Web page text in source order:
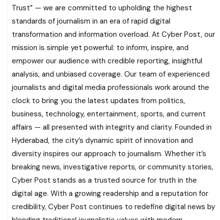
Trust” — we are committed to upholding the highest
standards of journalism in an era of rapid digital
transformation and information overload. At Cyber Post, our
mission is simple yet powerful: to inform, inspire, and
empower our audience with credible reporting, insightful
analysis, and unbiased coverage. Our team of experienced
journalists and digital media professionals work around the
clock to bring you the latest updates from politics,
business, technology, entertainment, sports, and current
affairs — all presented with integrity and clarity. Founded in
Hyderabad, the city’s dynamic spirit of innovation and
diversity inspires our approach to journalism. Whether it’s
breaking news, investigative reports, or community stories,
Cyber Post stands as a trusted source for truth in the
digital age. With a growing readership and a reputation for
credibility, Cyber Post continues to redefine digital news by